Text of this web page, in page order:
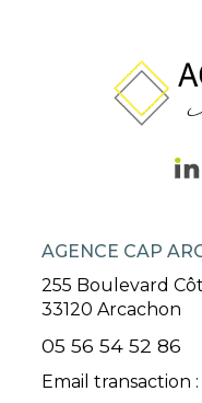
AGENCE CAP
255 Boulevard
33120 Arcachon
05 56 54 52 86
Email transaction :